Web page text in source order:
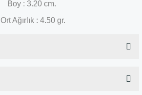
Boy : 3.20 cm.
Ort Ağırlık : 4.50 gr.